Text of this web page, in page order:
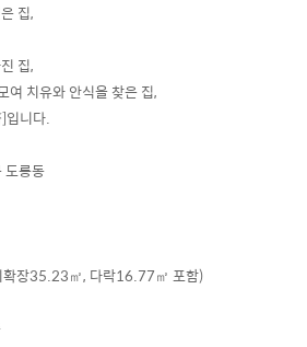
집,
집,
여 치유와 안식을 찾은 집,
입니다.
도룡동
장35.23㎡, 다락16.77㎡ 포함)